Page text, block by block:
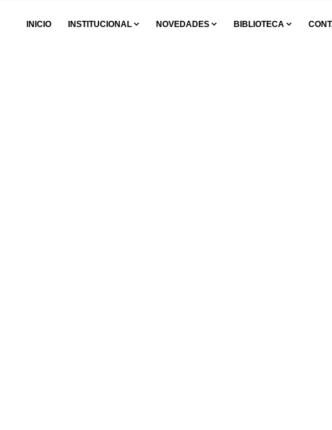
INICIO INSTITUCIONAL NOVEDADES BIBLIOTECA